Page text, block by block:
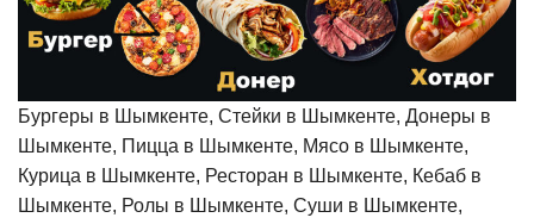
Бургеры в Шымкенте, Стейки в Шымкенте, Донеры в
Шымкенте, Пицца в Шымкенте, Мясо в Шымкенте,
Курица в Шымкенте, Ресторан в Шымкенте, Кебаб в
Шымкенте, Ролы в Шымкенте, Суши в Шымкенте,